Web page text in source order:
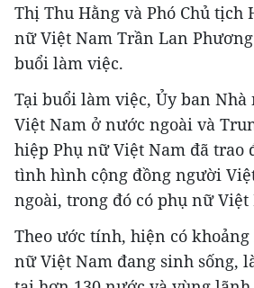
Thị Thu Hằng và Phó Chủ tịch
nữ Việt Nam Trần Lan
buổi làm việc.
Tại buổi làm việc, Ủy ban
Việt Nam ở nước ngoài và
hiệp Phụ nữ Việt Nam đã trao
tình hình cộng đồng người
ngoài, trong đó có phụ nữ Việt
Theo ước tính, hiện có
nữ Việt Nam đang sinh sống,